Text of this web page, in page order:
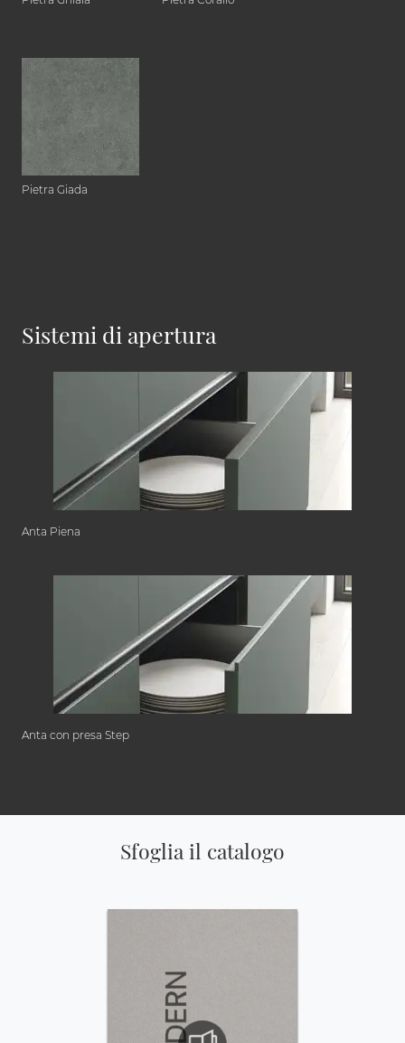
Pietra Giada
Sistemi di apertura
Anta Piena
Anta con presa Step
Sfoglia il catalogo